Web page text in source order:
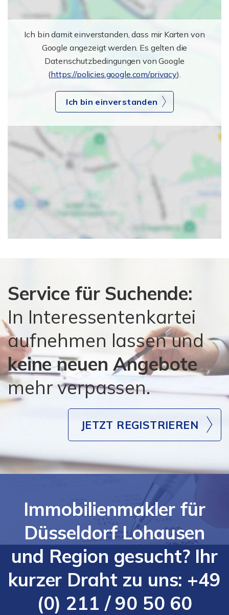
Ich bin damit einverstanden, dass mir Karten von
Google angezeigt werden. Es gelten die
Datenschutzbedingungen von Google
(https://policies.google.com/privacy).
Ich bin einverstanden
Service für Suchende:
In Interessentenkartei
aufnehmen lassen und
keine neuen Angebote
mehr verpassen.
JETZT REGISTRIEREN
Immobilienmakler für
Düsseldorf Lohausen
und Region gesucht? Ihr
kurzer Draht zu uns: +49
(0) 211 / 90 50 60